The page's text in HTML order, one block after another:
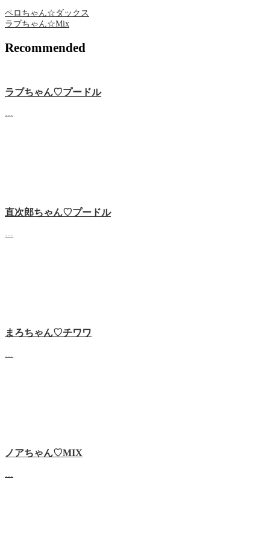
ペロちゃん☆ダックス
ラブちゃん☆Mix
Recommended
ラブちゃん♡プードル
直次郎ちゃん♡プードル
まろちゃん♡チワワ
ノアちゃん♡‬MIX